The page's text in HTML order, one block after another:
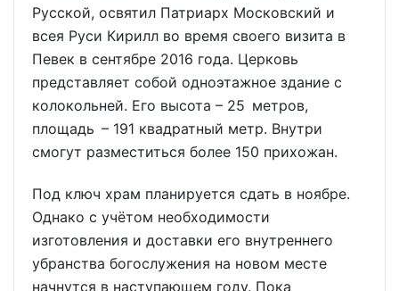
Русской, освятил Патриарх Московский и
всея Руси Кирилл во время своего визита в
Певек в сентябре 2016 года. Церковь
представляет собой одноэтажное здание с
колокольней. Его высота – 25 метров,
площадь – 191 квадратный метр. Внутри
смогут разместиться более 150 прихожан.
Под ключ храм планируется сдать в ноябре.
Однако с учётом необходимости
изготовления и доставки его внутреннего
убранства богослужения на новом месте
начнутся в наступающем году. Пока